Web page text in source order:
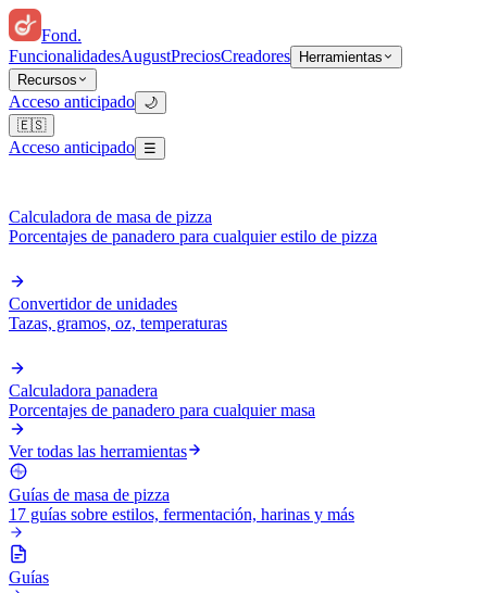
Fond.
FuncionalidadesAugustPreciosCreadores
Herramientas
Recursos
Acceso anticipado 🌙
🇪🇸
Acceso anticipado ☰
Calculadora de masa de pizza
Porcentajes de panadero para cualquier estilo de pizza
Convertidor de unidades
Tazas, gramos, oz, temperaturas
Calculadora panadera
Porcentajes de panadero para cualquier masa
Ver todas las herramientas
Guías de masa de pizza
17 guías sobre estilos, fermentación, harinas y más
Guías